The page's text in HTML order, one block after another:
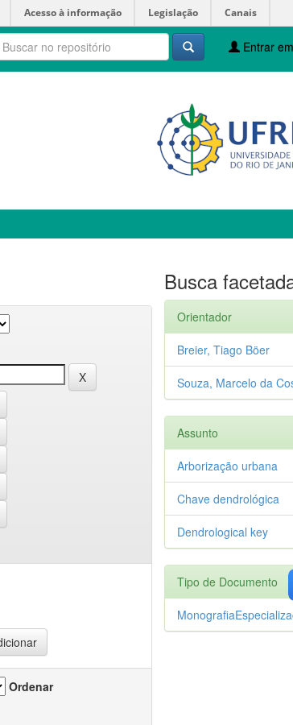
Acesso à informação Legislação Canais
Entrar
Ordenar
Busca
Orientador
Breier, Tiago Böer
Souza, Marcelo da
Assunto
Arborização urbana
Chave dendrológica
Dendrological key
Tipo de Documento